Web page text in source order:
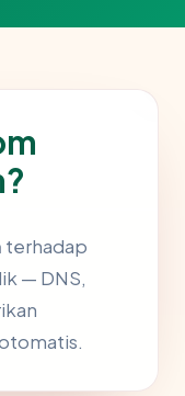
terhadap
— DNS,